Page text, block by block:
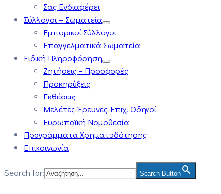
Σας Ενδιαφέρει
Σύλλογοι – Σωματεία
Εμπορικοί Σύλλογοι
Επαγγελματικά Σωματεία
Ειδική Πληροφόρηση
Ζητήσεις – Προσφορές
Προκηρύξεις
Εκθέσεις
Μελέτες-Έρευνες-Επιχ. Οδηγοί
Ευρωπαϊκή Νομοθεσία
Προγράμματα Χρηματοδότησης
Επικοινωνία
Search for: Search Button